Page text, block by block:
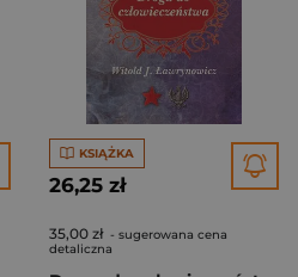
KSIĄŻKA
26,25 zł
35,00 zł - sugerowana cena
detaliczna